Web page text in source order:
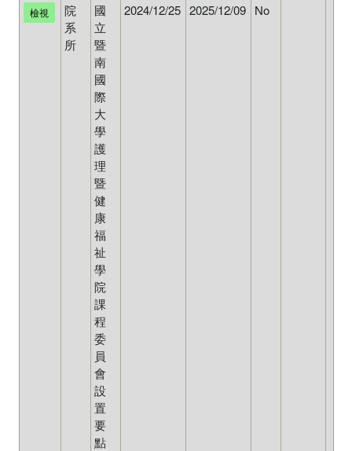
檢視
院
系
所
國
立
暨
南
國
際
大
學
護
理
暨
健
康
福
祉
學
院
課
程
委
員
會
設
置
要
點
2024/12/25 2025/12/09 No